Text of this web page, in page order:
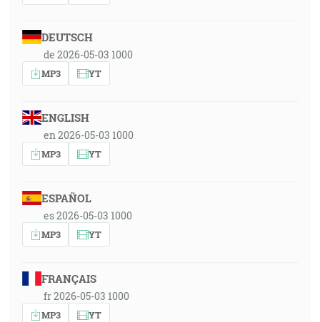
DEUTSCH
de 2026-05-03 1000
MP3 YT
ENGLISH
en 2026-05-03 1000
MP3 YT
ESPAÑOL
es 2026-05-03 1000
MP3 YT
FRANÇAIS
fr 2026-05-03 1000
MP3 YT